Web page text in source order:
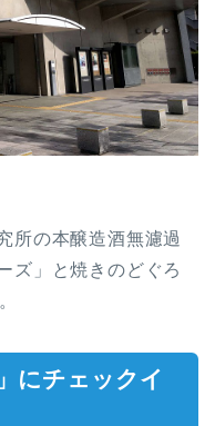
所の本醸造酒無濾過
ズ」と焼きのどぐろ
にチェックイ